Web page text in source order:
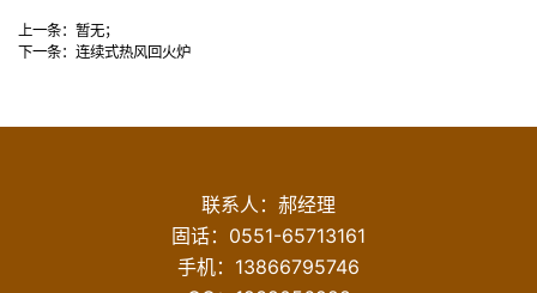
上一条： 暂无；
下一条： 连续式热风回火炉
联系人：郝经理
固话： 0551-65713161
手机： 13866795746